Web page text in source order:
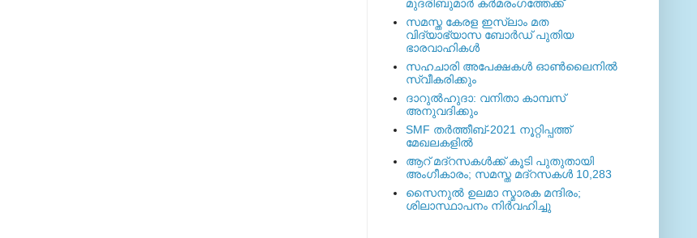
മുദരിബുമാര്‍ കര്‍മരംഗത്തേക്ക്
സമസ്ത കേരള ഇസ്ലാം മത
വിദ്യാഭ്യാസ ബോര്‍ഡ് പുതിയ
ഭാരവാഹികള്‍
സഹചാരി അപേക്ഷകൾ ഓൺലൈനിൽ
സ്വീകരിക്കും
ദാറുല്‍ഹുദാ: വനിതാ കാമ്പസ്
അനുവദിക്കും
SMF തര്‍ത്തീബ്-2021 നൂറ്റിപ്പത്ത്
മേഖലകളില്‍
ആറ് മദ്റസകള്‍ക്ക് കൂടി പുതുതായി
അംഗീകാരം; സമസ്ത മദ്റസകള്‍ 10,283
സൈനുല്‍ ഉലമാ സ്മാരക മന്ദിരം;
ശിലാസ്ഥാപനം നിര്‍വഹിച്ചു